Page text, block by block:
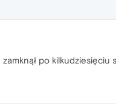
po kilkudziesięciu